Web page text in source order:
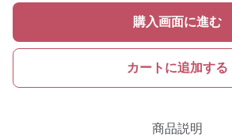
購入画面に進む
カートに追加する
商品説明